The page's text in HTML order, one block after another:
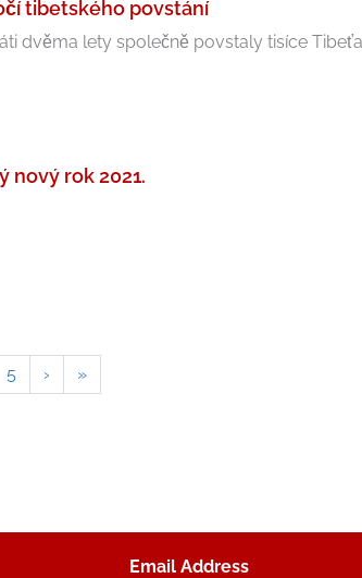
tibetského povstání
dvěma lety společně povstaly tisíce
nový rok 2021.
5 › »
Email Address